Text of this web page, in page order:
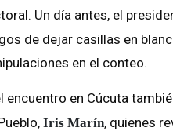
Un día antes, el
de dejar casillas en
en el conteo.
encuentro en Cúcuta
Iris Marín, quienes